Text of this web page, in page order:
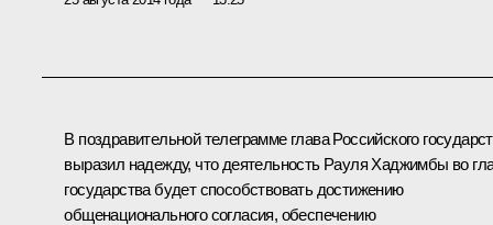
В поздравительной телеграмме глава Российского
выразил надежду, что деятельность Рауля Хаджимбы во
государства будет способствовать достижению
общенационального согласия, обеспечению